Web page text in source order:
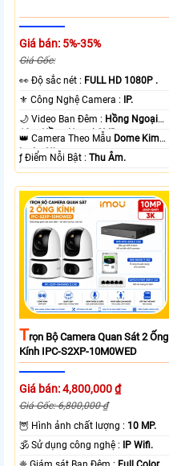
Giá bán: 5%-35%
Giá Gốc:
️👀 Độ sắc nét : FULL HD 1080P .
⚜️ Công Nghệ Camera : IP.
🌙 Video Ban Đêm : Hồng Ngoại
10m Hồng Ngoại SMD.
👑 Camera Theo Mẫu Dome Kim
loại + Nhựa.
️ƒ Điểm Nỗi Bật :Thu Âm.
TRọn Bộ Camera Quan Sát 2 Ống
Kính IPC-S2XP-10M0WED
Giá bán: 4,800,000 ₫
Giá Gốc: 6,800,000 ₫
🦉 Hình ảnh chất lượng : 10 MP.
🕉️ Sử dụng công nghệ : IP Wifi.